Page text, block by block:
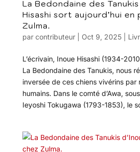
La Bedondaine des Tanukis
Hisashi sort aujourd’hui en
Zulma.
par contributeur| Oct 9, 2025|
L’écrivain, Inoue Hisashi (1934-
La Bedondaine des Tanukis, nous
inversée de ces chiens vivérins par
humains. Dans le comté d’Awa,
Ieyoshi Tokugawa (1793-1853), le